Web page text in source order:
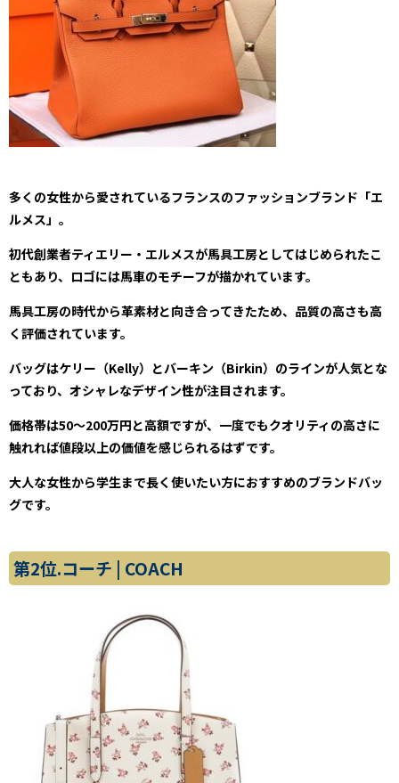
多くの女性から愛されているフランスのファッションブランド「エ
ルメス」。
初代創業者ティエリー・エルメスが馬具工房としてはじめられたこ
ともあり、ロゴには馬車のモチーフが描かれています。
馬具工房の時代から革素材と向き合ってきたため、品質の高さも高
く評価されています。
バッグはケリー（Kelly）とバーキン（Birkin）のラインが人気とな
っており、オシャレなデザイン性が注目されます。
価格帯は50～200万円と高額ですが、一度でもクオリティの高さに
触れれば値段以上の価値を感じられるはずです。
大人な女性から学生まで長く使いたい方におすすめのブランドバッ
グです。
第2位.コーチ | COACH